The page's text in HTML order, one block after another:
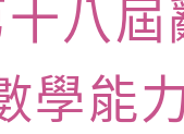
請許可
署委託
理「
(星期六
八屆
學能